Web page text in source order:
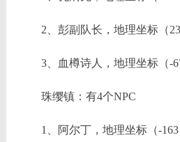
2、彭副队长，地理坐标（
3、血樽诗人，地理坐标（-
珠缨镇：有4个NPC
1、阿尔丁，地理坐标（-163